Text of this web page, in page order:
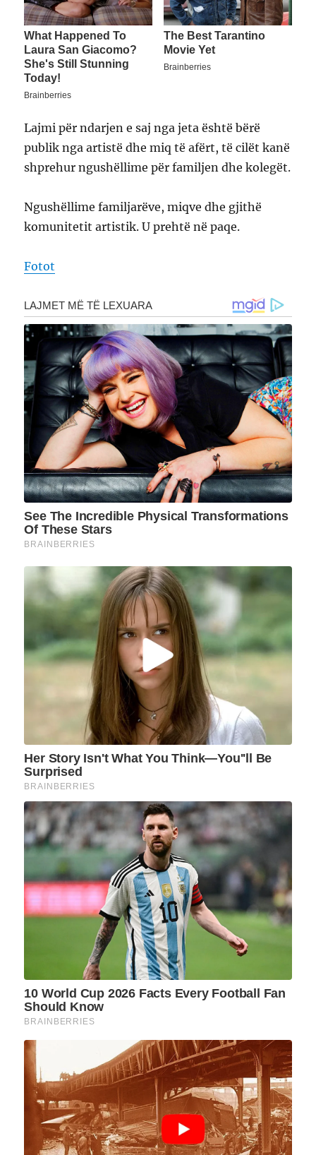
Lajmi për ndarjen e saj nga jeta është bërë
publik nga artistë dhe miq të afërt, të cilët kanë
shprehur ngushëllime për familjen dhe kolegët.
Ngushëllime familjarëve, miqve dhe gjithë
komunitetit artistik. U prehtë në paqe.
Fotot